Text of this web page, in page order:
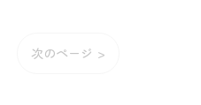
次のページ >